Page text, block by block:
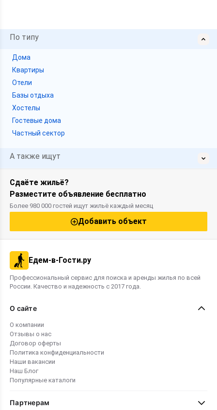
По типу
Дома
Квартиры
Отели
Базы отдыха
Хостелы
Гостевые дома
Частный сектор
А также ищут
Сдаёте жильё?
Разместите объявление бесплатно
Более 980 000 гостей ищут жильё каждый месяц
Добавить объект
Едем-в-Гости.ру
Профессиональный сервис для поиска и аренды жилья по всей
России. Качество и надежность с 2017 года.
О сайте
О компании
Отзывы о нас
Договор оферты
Политика конфиденциальности
Наши вакансии
Наш Блог
Популярные каталоги
Партнерам